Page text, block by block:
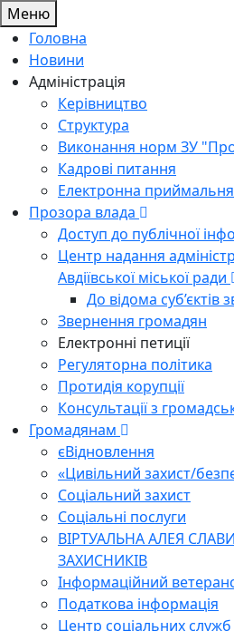
Меню
Головна
Новини
Адміністрація
Керівництво
Структура
Виконання норм ЗУ
Кадрові питання
Електронна приймальня
Прозора влада
Доступ до публічної
Центр надання
Авдіївської міської ради
До відома суб’єктів
Звернення громадян
Електронні петиції
Регуляторна політика
Протидія корупції
Консультації з
Громадянам
єВідновлення
«Цивільний захист/
Соціальний захист
Соціальні послуги
ВІРТУАЛЬНА АЛЕЯ
ЗАХИСНИКІВ
Інформаційний
Податкова інформація
Центр соціальних служб